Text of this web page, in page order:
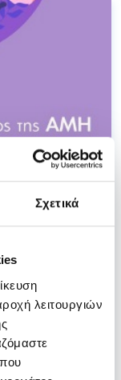
Σχετικά
λειτουργιών